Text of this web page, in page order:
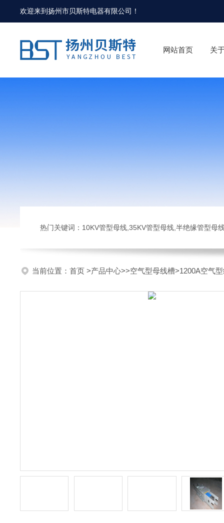
欢迎来到扬州市贝斯特电器有限公司 ！
网站首页 关
热门关键词：10KV管型母线,35KV管型母线,半绝缘管型母
当前位置： 首页 >产品中心>>空气型母线槽>1200A空气